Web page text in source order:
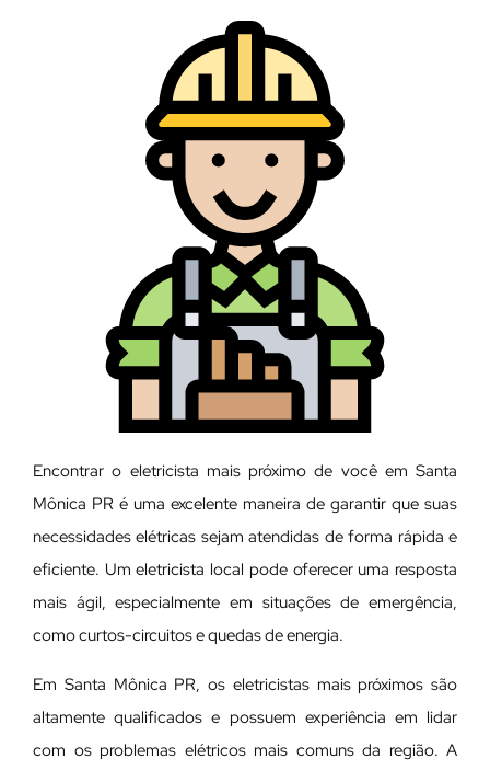
Encontrar o eletricista mais próximo de você em Santa
Mônica PR é uma excelente maneira de garantir que suas
necessidades elétricas sejam atendidas de forma rápida e
eficiente. Um eletricista local pode oferecer uma resposta
mais ágil, especialmente em situações de emergência,
como curtos-circuitos e quedas de energia.
Em Santa Mônica PR, os eletricistas mais próximos são
altamente qualificados e possuem experiência em lidar
com os problemas elétricos mais comuns da região. A